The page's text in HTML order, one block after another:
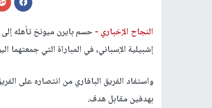
النجاح الإخباري - حسم بايرن ميونخ تأهله
إشبيلية الإسباني، في المباراة التي جمعتهما
واستفاد الفريق البافاري من انتصاره على
بهدفين مقابل هدف.